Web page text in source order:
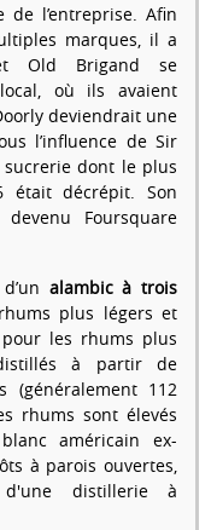
l’entreprise. Afin
marques, il a
Old Brigand se
où ils avaient
deviendrait une
l’influence de Sir
sucrerie dont le plus
était décrépit. Son
Foursquare
alambic à trois
plus légers et
pour les rhums plus
à partir de
(généralement 112
rhums sont élevés
américain ex-
à parois ouvertes,
distillerie à